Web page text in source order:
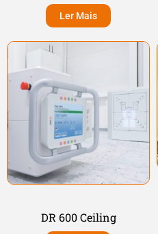
Ler Mais
DR 600 Ceiling